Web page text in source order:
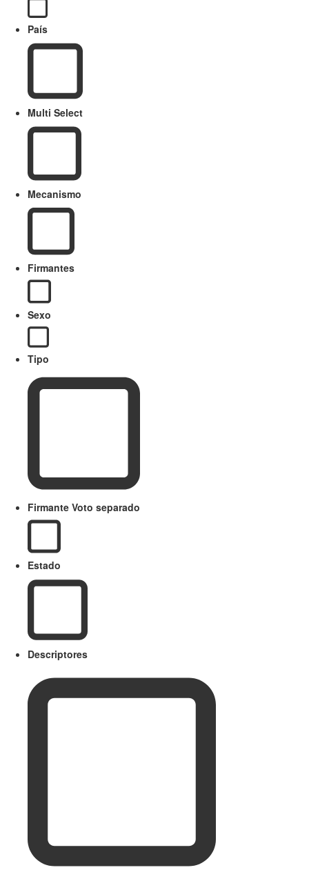
País
Multi Select
Mecanismo
Firmantes
Sexo
Tipo
Firmante Voto separado
Estado
Descriptores